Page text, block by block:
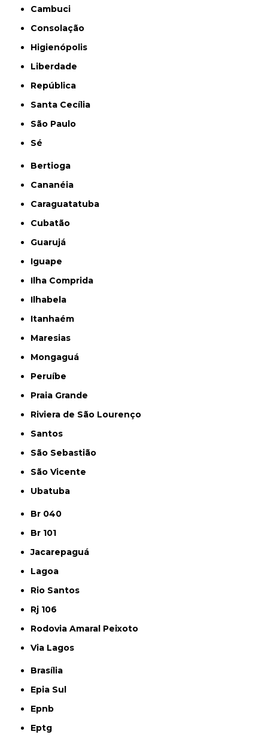
Cambuci
Consolação
Higienópolis
Liberdade
República
Santa Cecília
São Paulo
Sé
Bertioga
Cananéia
Caraguatatuba
Cubatão
Guarujá
Iguape
Ilha Comprida
Ilhabela
Itanhaém
Maresias
Mongaguá
Peruíbe
Praia Grande
Riviera de São Lourenço
Santos
São Sebastião
São Vicente
Ubatuba
Br 040
Br 101
Jacarepaguá
Lagoa
Rio Santos
Rj 106
Rodovia Amaral Peixoto
Via Lagos
Brasília
Epia Sul
Epnb
Eptg